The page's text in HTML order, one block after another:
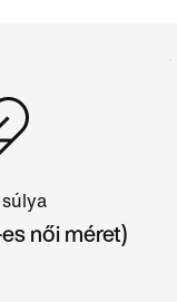
női méret)